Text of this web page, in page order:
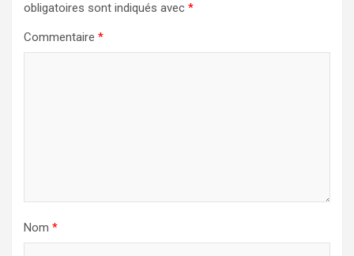
obligatoires sont indiqués avec *
Commentaire *
Nom *